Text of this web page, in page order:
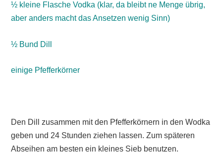
½ kleine Flasche Vodka (klar, da bleibt ne Menge übrig,
aber anders macht das Ansetzen wenig Sinn)
½ Bund Dill
einige Pfefferkörner
Den Dill zusammen mit den Pfefferkörnern in den Wodka
geben und 24 Stunden ziehen lassen. Zum späteren
Abseihen am besten ein kleines Sieb benutzen.